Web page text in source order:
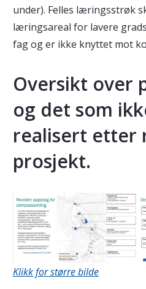
under). Felles læringsstrøk
læringsareal for lavere
fag og er ikke knyttet mot
Oversikt over
og det som
realisert etter
prosjekt.
Klikk for større bilde